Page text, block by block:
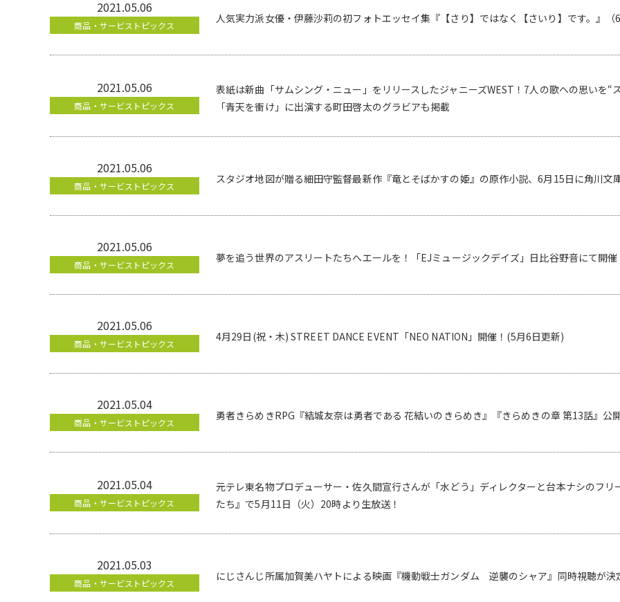
2021.05.06
商品・サービストピックス
人気実力派女優・伊藤沙莉の初フォトエッセイ集『【さり】ではなく【さいり】です。』
2021.05.06
商品・サービストピックス
表紙は新曲「サムシング・ニュー」をリリースしたジャニーズWEST！7人の歌への思いを
「青天を衝け」に出演する町田啓太のグラビアも掲載
2021.05.06
商品・サービストピックス
スタジオ地図が贈る細田守監督最新作『竜とそばかすの姫』の原作小説、6月15日に角川文
2021.05.06
商品・サービストピックス
夢を追う世界のアスリートたちへエールを！「EJミュージックデイズ」日比谷野音にて開催
2021.05.06
商品・サービストピックス
4月29日(祝・木) STREET DANCE EVENT「NEO NATION」開催！(5月6日更新)
2021.05.04
商品・サービストピックス
勇者きらめきRPG『結城友奈は勇者である 花結いのきらめき』『きらめきの章 第13話』公
2021.05.04
商品・サービストピックス
元テレ東名物プロデューサー・佐久間宣行さんが「水どう」ディレクターと台本ナシのフ
たち』で5月11日（火）20時より生放送！
2021.05.03
商品・サービストピックス
にじさんじ所属加賀美ハヤトによる映画『機動戦士ガンダム 逆襲のシャア』同時視聴が決